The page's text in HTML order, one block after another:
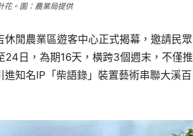
花。圖：農業局提供
閒農業區遊客中心正式揭幕，邀請民眾
日，為期16天，橫跨3個週末，不僅推
知名IP「柴語錄」裝置藝術串聯大溪百